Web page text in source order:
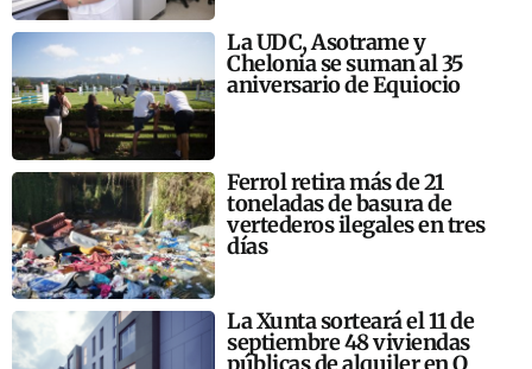
La UDC, Asotrame y
Chelonia se suman al 35
aniversario de Equiocio
Ferrol retira más de 21
toneladas de basura de
vertederos ilegales en tres
días
La Xunta sorteará el 11 de
septiembre 48 viviendas